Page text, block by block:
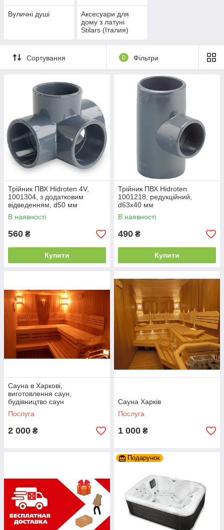
Вуличні душі
Аксесуари для
дому з латуні
Stilars (Італия)
Сортування 0 Фільтри
Трійник ПВХ Hidroten 4V,
1001304, з додатковим
відведенням, d50 мм
В наявності
560 ₴
Купити
Трійник ПВХ Hidroten
1001218, редукційний,
d63x40 мм
В наявності
490 ₴
Купити
Сауна в Харкові,
виготовлення саун,
будівництво саун
Послуга
2 000 ₴
Сауна Харків
Послуга
1 000 ₴
Подарунок